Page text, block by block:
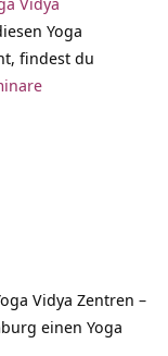
Yoga
findest du
Vidya Zentren –
einen Yoga